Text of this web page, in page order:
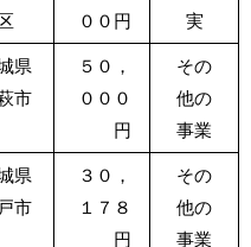
００円
実
県
市
５０，
０００
円
その
他の
事業
県
市
３０，
１７８
円
その
他の
事業